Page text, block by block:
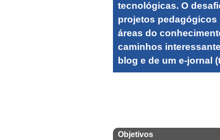
tecnológicas. O
projetos
áreas do
caminhos
blog e de um e-jornal
Objetivos